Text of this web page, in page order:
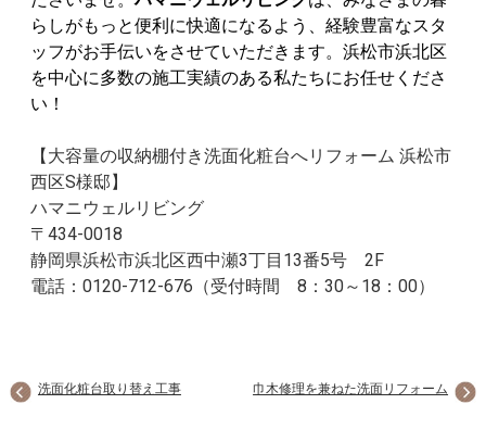
らしがもっと便利に快適になるよう、経験豊富なスタ
ッフがお手伝いをさせていただきます。 浜松市浜北区
を中心に多数の施工実績のある私たちにお任せくださ
い！
【大容量の収納棚付き洗面化粧台へリフォーム 浜松市
西区S様邸】
ハマニウェルリビング
〒434-0018
静岡県浜松市浜北区西中瀬3丁目13番5号 2F
電話：0120-712-676（受付時間 8：30～18：00）
洗面化粧台取り替え工事 巾木修理を兼ねた洗面リフォーム